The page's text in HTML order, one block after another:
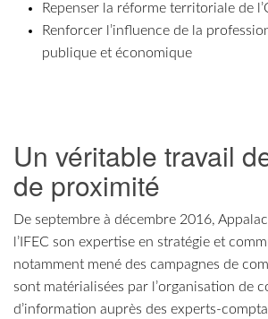
Repenser la réforme territoriale de
Renforcer l’influence de la
publique et économique
Un véritable travail
de proximité
De septembre à décembre 2016,
l’IFEC son expertise en stratégie et
notamment mené des campagnes de
sont matérialisées par l’organisation de
d’information auprès des experts-